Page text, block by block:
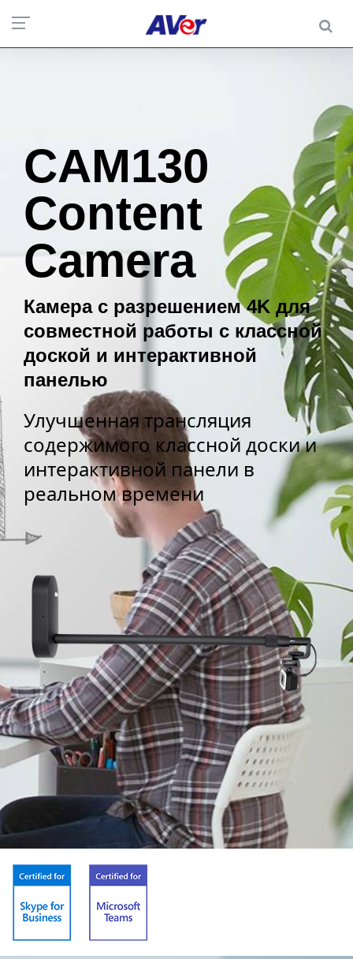
CAM130
Content
Camera
Камера с разрешением 4K для
совместной работы с классной
доской и интерактивной
панелью
Улучшенная трансляция
содержимого классной доски и
интерактивной панели в
реальном времени